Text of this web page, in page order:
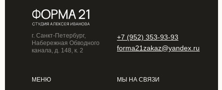
+7 (952) 353-93-93
forma21zakaz@yandex.ru
г. Санкт-Петербург,
Набережная Обводного
канала, д. 148, к. 2
МЕНЮ МЫ НА СВЯЗИ